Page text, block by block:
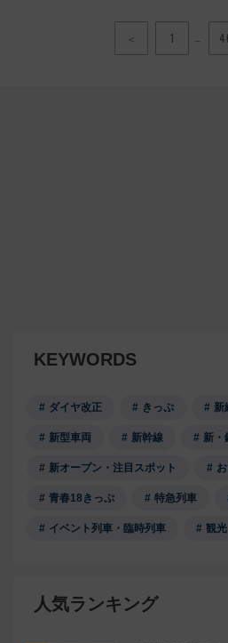
＜ 1
KEYWORDS
ダイヤ改正 きっぷ 新
新型車両 新幹線 新・
新オープン・注目スポット
青春18きっぷ 特急列車
イベント列車・臨時列車 観
人気ランキング